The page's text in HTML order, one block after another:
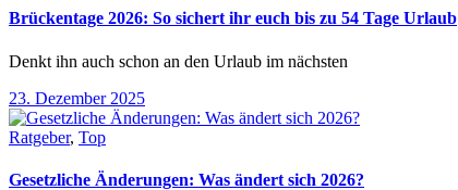
Brückentage 2026: So sichert ihr euch bis zu 54 Tage Urlaub
Denkt ihn auch schon an den Urlaub im nächsten
23. Dezember 2025
Ratgeber, Top
Gesetzliche Änderungen: Was ändert sich 2026?